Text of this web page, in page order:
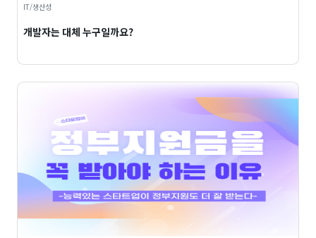
IT/생산성
개발자는 대체 누구일까요?